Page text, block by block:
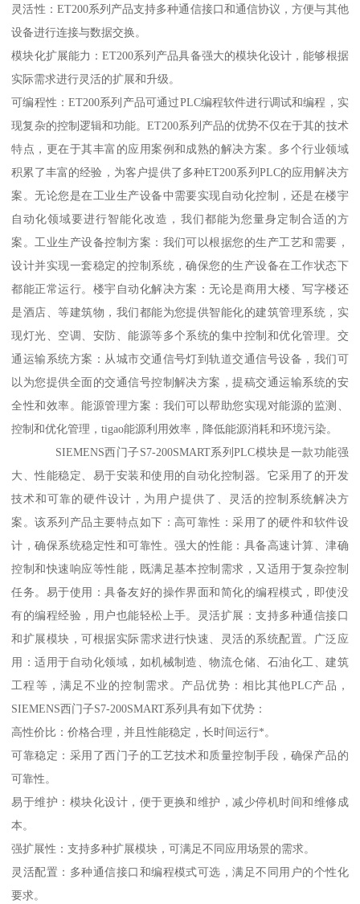
灵活性：ET200系列产品支持多种通信接口和通信协议，方便与其他
设备进行连接与数据交换。
模块化扩展能力：ET200系列产品具备强大的模块化设计，能够根据
实际需求进行灵活的扩展和升级。
可编程性：ET200系列产品可通过PLC编程软件进行调试和编程，实
现复杂的控制逻辑和功能。ET200系列产品的优势不仅在于其的技术
特点，更在于其丰富的应用案例和成熟的解决方案。多个行业领域
积累了丰富的经验，为客户提供了多种ET200系列PLC的应用解决方
案。无论您是在工业生产设备中需要实现自动化控制，还是在楼宇
自动化领域要进行智能化改造，我们都能为您量身定制合适的方
案。工业生产设备控制方案：我们可以根据您的生产工艺和需要，
设计并实现一套稳定的控制系统，确保您的生产设备在工作状态下
都能正常运行。楼宇自动化解决方案：无论是商用大楼、写字楼还
是酒店、等建筑物，我们都能为您提供智能化的建筑管理系统，实
现灯光、空调、安防、能源等多个系统的集中控制和优化管理。交
通运输系统方案：从城市交通信号灯到轨道交通信号设备，我们可
以为您提供全面的交通信号控制解决方案，提稿交通运输系统的安
全性和效率。能源管理方案：我们可以帮助您实现对能源的监测、
控制和优化管理，tigao能源利用效率，降低能源消耗和环境污染。
SIEMENS西门子S7-200SMART系列PLC模块是一款功能强
大、性能稳定、易于安装和使用的自动化控制器。它采用了的开发
技术和可靠的硬件设计，为用户提供了、灵活的控制系统解决方
案。该系列产品主要特点如下：高可靠性：采用了的硬件和软件设
计，确保系统稳定性和可靠性。强大的性能：具备高速计算、津确
控制和快速响应等性能，既满足基本控制需求，又适用于复杂控制
任务。易于使用：具备友好的操作界面和简化的编程模式，即使没
有的编程经验，用户也能轻松上手。灵活扩展：支持多种通信接口
和扩展模块，可根据实际需求进行快速、灵活的系统配置。广泛应
用：适用于自动化领域，如机械制造、物流仓储、石油化工、建筑
工程等，满足不业的控制需求。产品优势：相比其他PLC产品，
SIEMENS西门子S7-200SMART系列具有如下优势：
高性价比：价格合理，并且性能稳定，长时间运行*。
可靠稳定：采用了西门子的工艺技术和质量控制手段，确保产品的
可靠性。
易于维护：模块化设计，便于更换和维护，减少停机时间和维修成
本。
强扩展性：支持多种扩展模块，可满足不同应用场景的需求。
灵活配置：多种通信接口和编程模式可选，满足不同用户的个性化
要求。